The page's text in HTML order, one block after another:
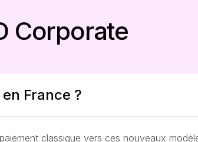
Corporate
France ?
classique vers ces nouveaux